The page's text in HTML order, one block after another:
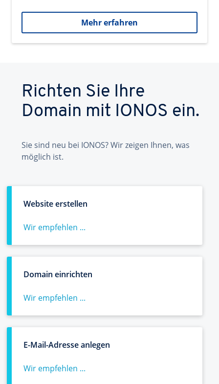
Mehr erfahren
Richten Sie Ihre
Domain mit IONOS ein.
Sie sind neu bei IONOS? Wir zeigen Ihnen, was
möglich ist.
Website erstellen
Wir empfehlen ...
Domain einrichten
Wir empfehlen ...
E-Mail-Adresse anlegen
Wir empfehlen ...